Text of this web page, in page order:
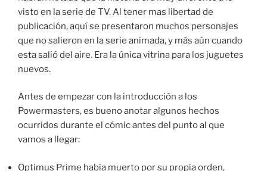
visto en la serie de TV. Al tener mas libertad de
publicación, aquí se presentaron muchos personajes
que no salieron en la serie animada, y más aún cuando
esta salió del aire. Era la única vitrina para los juguetes
nuevos.
Antes de empezar con la introducción a los
Powermasters, es bueno anotar algunos hechos
ocurridos durante el cómic antes del punto al que
vamos a llegar:
Optimus Prime había muerto por su propia orden,